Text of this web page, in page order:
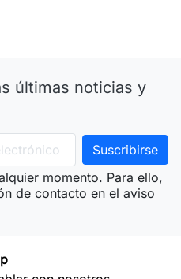
últimas noticias y
momento. Para ello,
de contacto en el aviso